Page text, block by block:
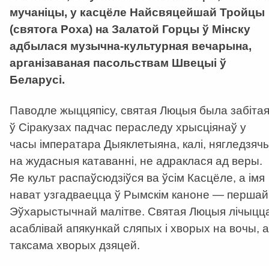
мучаніцы, у касцёле Найсвяцейшай Тройцы
(святога Роха) на Залатой Горцы ў Мінску
адбылася музычна-культурная вечарына,
арганізаваная пасольствам Швецыі ў
Беларусі.
Паводле жыццяпісу, святая Люцыя была забітая
ў Сіракузах падчас пераследу хрысціянаў у
часы імператара Дыяклетыяна, калі,
на жудасныя катаванні, не адраклася ад веры.
Яе культ распаўсюдзіўся ва ўсім Касцёле, а імя
нават узгадваецца ў Рымскім каноне — першай
Эўхарыстычнай малітве. Святая Люцыя
асаблівай апякункай сляпых і хворых на вочы, а
таксама хворых дзяцей.